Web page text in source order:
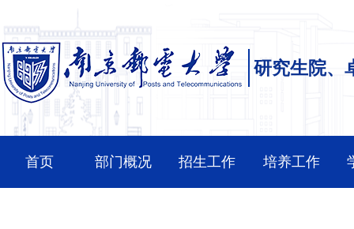
研究生院、
首页 部门概况 招生工作 培养工作